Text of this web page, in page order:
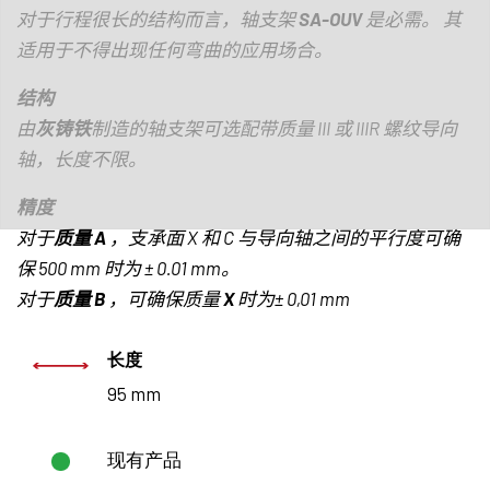
对于行程很长的结构而言，轴支架SA-OUV 是必需。 其
适用于不得出现任何弯曲的应用场合。
结构
由灰铸铁制造的轴支架可选配带质量III 或IIIR 螺纹导向
轴，长度不限。
精度
对于质量A，支承面X和C与导向轴之间的平行度可确
保500 mm 时为 ± 0.01 mm。
对于质量B ，可确保质量X 时为± 0,01 mm
长度
95 mm
现有产品